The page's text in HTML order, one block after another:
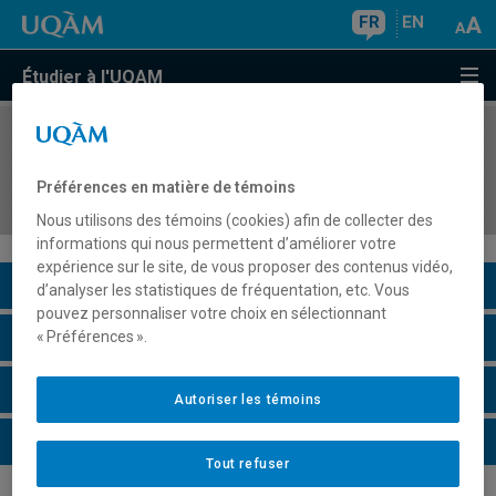
FR EN
Étudier à l'UQAM
COURS//
didactique des langues
Description du cours
Horaire - Été 2026
Horaire - Automne 2026
Horaire - Hiver 2027
Préférences en matière de témoins
Nous utilisons des témoins (cookies) afin de collecter des
informations qui nous permettent d’améliorer votre
expérience sur le site, de vous proposer des contenus vidéo,
d’analyser les statistiques de fréquentation, etc. Vous
pouvez personnaliser votre choix en sélectionnant
« Préférences ».
Tout refuser
Autoriser les témoins